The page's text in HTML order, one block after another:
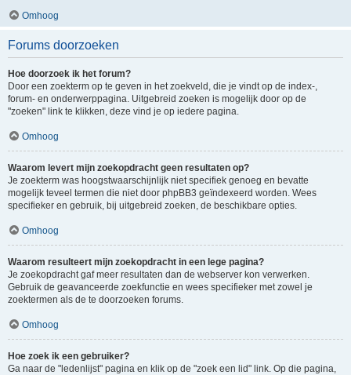
Omhoog
Forums doorzoeken
Hoe doorzoek ik het forum?
Door een zoekterm op te geven in het zoekveld, die je vindt op de index-,
forum- en onderwerppagina. Uitgebreid zoeken is mogelijk door op de
"zoeken" link te klikken, deze vind je op iedere pagina.
Omhoog
Waarom levert mijn zoekopdracht geen resultaten op?
Je zoekterm was hoogstwaarschijnlijk niet specifiek genoeg en bevatte
mogelijk teveel termen die niet door phpBB3 geïndexeerd worden. Wees
specifieker en gebruik, bij uitgebreid zoeken, de beschikbare opties.
Omhoog
Waarom resulteert mijn zoekopdracht in een lege pagina?
Je zoekopdracht gaf meer resultaten dan de webserver kon verwerken.
Gebruik de geavanceerde zoekfunctie en wees specifieker met zowel je
zoektermen als de te doorzoeken forums.
Omhoog
Hoe zoek ik een gebruiker?
Ga naar de "ledenlijst" pagina en klik op de "zoek een lid" link. Op die pagina,